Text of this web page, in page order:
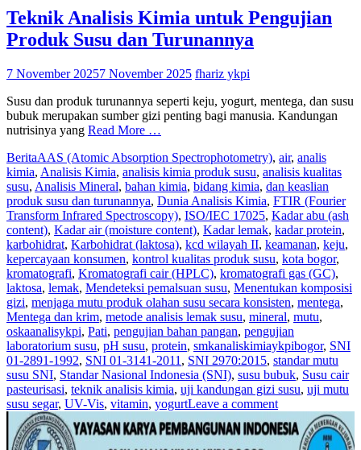
Teknik Analisis Kimia untuk Pengujian
Produk Susu dan Turunannya
7 November 20257 November 2025 fhariz ykpi
Susu dan produk turunannya seperti keju, yogurt, mentega, dan susu
bubuk merupakan sumber gizi penting bagi manusia. Kandungan
nutrisinya yang Read More …
BeritaAAS (Atomic Absorption Spectrophotometry), air, analis
kimia, Analisis Kimia, analisis kimia produk susu, analisis kualitas
susu, Analisis Mineral, bahan kimia, bidang kimia, dan keaslian
produk susu dan turunannya, Dunia Analisis Kimia, FTIR (Fourier
Transform Infrared Spectroscopy), ISO/IEC 17025, Kadar abu (ash
content), Kadar air (moisture content), Kadar lemak, kadar protein,
karbohidrat, Karbohidrat (laktosa), kcd wilayah II, keamanan, keju,
kepercayaan konsumen, kontrol kualitas produk susu, kota bogor,
kromatografi, Kromatografi cair (HPLC), kromatografi gas (GC),
laktosa, lemak, Mendeteksi pemalsuan susu, Menentukan komposisi
gizi, menjaga mutu produk olahan susu secara konsisten, mentega,
Mentega dan krim, metode analisis lemak susu, mineral, mutu,
oskaanalisykpi, Pati, pengujian bahan pangan, pengujian
laboratorium susu, pH susu, protein, smkanaliskimiaykpibogor, SNI
01-2891-1992, SNI 01-3141-2011 , SNI 2970:2015, standar mutu
susu SNI, Standar Nasional Indonesia (SNI), susu bubuk, Susu cair
pasteurisasi, teknik analisis kimia, uji kandungan gizi susu, uji mutu
susu segar, UV-Vis, vitamin, yogurtLeave a comment